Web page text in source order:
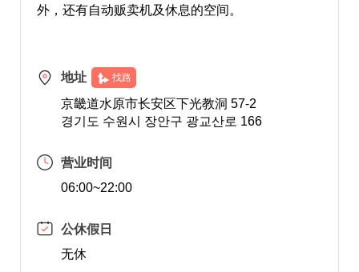
外，还有自动贩卖机及休息的空间。
地址 找路
京畿道水原市长安区下光教洞 57-2
경기도 수원시 장안구 광교산로 166
营业时间
06:00~22:00
公休假日
无休